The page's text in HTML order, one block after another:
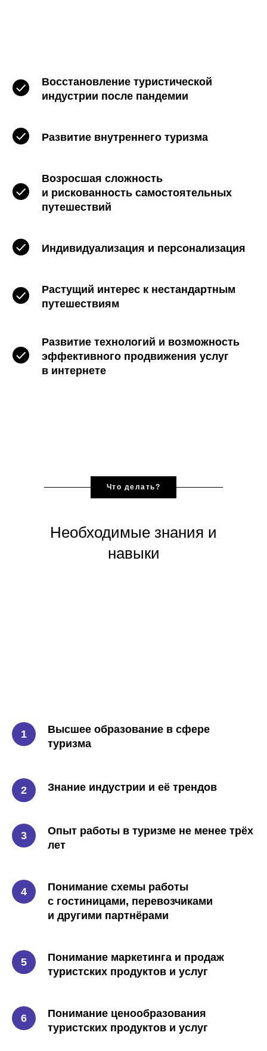
Восстановление туристической
индустрии после пандемии
Развитие внутреннего туризма
Возросшая сложность
и рискованность самостоятельных
путешествий
Индивидуализация и персонализация
Растущий интерес к нестандартным
путешествиям
Развитие технологий и возможность
эффективного продвижения услуг
в интернете
Что делать?
Необходимые знания и
навыки
Высшее образование в сфере
туризма
Знание индустрии и её трендов
Опыт работы в туризме не менее трёх
лет
Понимание схемы работы
с гостиницами, перевозчиками
и другими партнёрами
Понимание маркетинга и продаж
туристских продуктов и услуг
Понимание ценообразования
туристских продуктов и услуг